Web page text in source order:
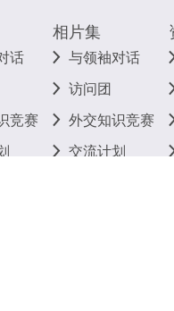
话
竞赛
相片集
与领袖对话
访问团
外交知识竞赛
交流计划